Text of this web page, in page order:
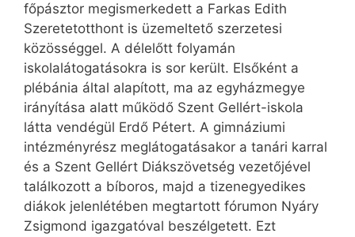
főpásztor megismerkedett a Farkas Edith
Szeretetotthont is üzemeltető szerzetesi
közösséggel. A délelőtt folyamán
iskolalátogatásokra is sor került. Elsőként a
plébánia által alapított, ma az egyházmegye
irányítása alatt működő Szent Gellért-iskola
látta vendégül Erdő Pétert. A gimnáziumi
intézményrész meglátogatásakor a tanári karral
és a Szent Gellért Diákszövetség vezetőjével
találkozott a bíboros, majd a tizenegyedikes
diákok jelenlétében megtartott fórumon Nyáry
Zsigmond igazgatóval beszélgetett. Ezt